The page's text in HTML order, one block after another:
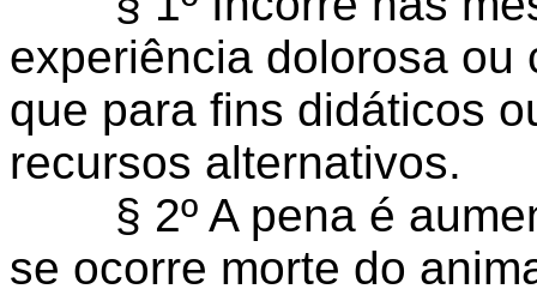
experiência dolorosa ou
que para fins didáticos
recursos alternativos.
§ 2º A pena é
se ocorre morte do